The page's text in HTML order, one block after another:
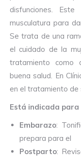
disfunciones.
musculatura para
Se trata de una
el cuidado de la
tratamiento como
buena salud. En
en el tratamiento de
Está indicada para
Embarazo:
prepara para el
Postparto: